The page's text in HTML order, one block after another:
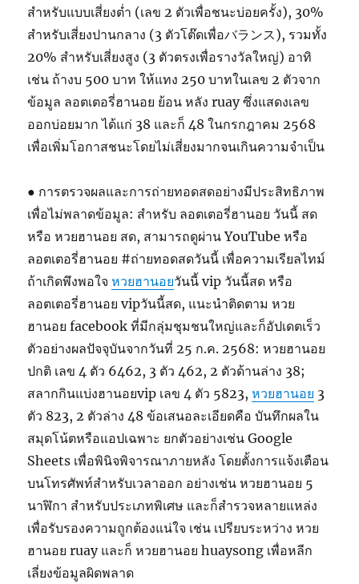
สำหรับแบบเสี่ยงต่ำ (เลข 2 ตัวเพื่อชนะบ่อยครั้ง), 30%
สำหรับเสี่ยงปานกลาง (3 ตัวโต๊ดเพื่อバランス), รวมทั้ง
20% สำหรับเสี่ยงสูง (3 ตัวตรงเพื่อรางวัลใหญ่) อาทิ
เช่น ถ้างบ 500 บาท ให้แทง 250 บาทในเลข 2 ตัวจาก
ข้อมูล ลอตเตอรี่ฮานอย ย้อน หลัง ruay ซึ่งแสดงเลข
ออกบ่อยมาก ได้แก่ 38 และก็ 48 ในกรกฎาคม 2568
เพื่อเพิ่มโอกาสชนะโดยไม่เสี่ยงมากจนเกินความจำเป็น
● การตรวจผลและการถ่ายทอดสดอย่างมีประสิทธิภาพ
เพื่อไม่พลาดข้อมูล: สำหรับ ลอตเตอรี่ฮานอย วันนี้ สด
หรือ หวยฮานอย สด, สามารถดูผ่าน YouTube หรือ
ลอตเตอรี่ฮานอย #ถ่ายทอดสดวันนี้ เพื่อความเรียลไทม์
ถ้าเกิดพึงพอใจหวยฮานอยวันนี้ vip วันนี้สด หรือ
ลอตเตอรี่ฮานอย vipวันนี้สด, แนะนำติดตาม หวย
ฮานอย facebook ที่มีกลุ่มชุมชนใหญ่และก็อัปเดตเร็ว
ตัวอย่างผลปัจจุบันจากวันที่ 25 ก.ค. 2568: หวยฮานอย
ปกติ เลข 4 ตัว 6462, 3 ตัว 462, 2 ตัวด้านล่าง 38;
สลากกินแบ่งฮานอยvip เลข 4 ตัว 5823,หวยฮานอย 3
ตัว 823, 2 ตัวล่าง 48 ข้อเสนอละเอียดคือ บันทึกผลใน
สมุดโน้ตหรือแอปเฉพาะ ยกตัวอย่างเช่น Google
Sheets เพื่อพินิจพิจารณาภายหลัง โดยตั้งการแจ้งเตือน
บนโทรศัพท์สำหรับเวลาออก อย่างเช่น หวยฮานอย 5
นาฬิกา สำหรับประเภทพิเศษ และก็สำรวจหลายแหล่ง
เพื่อรับรองความถูกต้องแน่ใจ เช่น เปรียบระหว่าง หวย
ฮานอย ruay และก็ หวยฮานอย huaysong เพื่อหลีก
เลี่ยงข้อมูลผิดพลาด